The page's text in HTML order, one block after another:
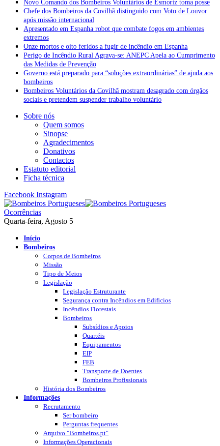
Novo Comando dos Bombeiros Voluntários de Esmoriz toma posse
Chefe dos Bombeiros da Covilhã distinguido com Voto de Louvor
após missão internacional
Apresentado em Espanha robot que combate fogos em ambientes
extremos
Onze mortos e oito feridos a fugir de incêndio em Espanha
Perigo de Incêndio Rural Agrava-se: ANEPC Apela ao Cumprimento
das Medidas de Prevenção
Governo está preparado para “soluções extraordinárias” de ajuda aos
bombeiros
Bombeiros Voluntários da Covilhã mostram desagrado com órgãos
sociais e pretendem suspender trabalho voluntário
Sobre nós
Quem somos
Sinopse
Agradecimentos
Donativos
Contactos
Estatuto editorial
Ficha técnica
Facebook Instagram
Ocorrências
Quarta-feira, Agosto 5
Início
Bombeiros
Corpos de Bombeiros
Missão
Tipo de Meios
Legislação
Legislação Estruturante
Segurança contra Incêndios em Edificios
Incêndios Florestais
Bombeiros
Subsídios e Apoios
Quartéis
Equipamentos
EIP
FEB
Transporte de Doentes
Bombeiros Profissionais
História dos Bombeiros
Informações
Recrutamento
Ser bombeiro
Perguntas frequentes
Arquivo “Bombeiros.pt”
Informações Operacionais